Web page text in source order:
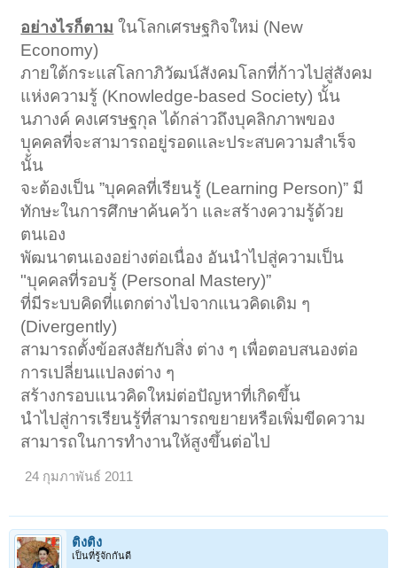
อย่างไรก็ตาม ในโลกเศรษฐกิจใหม่ (New
Economy)
ภายใต้กระแสโลกาภิวัฒน์สังคมโลกที่ก้าวไปสู่สังคม
แห่งความรู้ (Knowledge-based Society) นั้น
นภางค์ คงเศรษฐกุล ได้กล่าวถึงบุคลิกภาพของ
บุคคลที่จะสามารถอยู่รอดและประสบความสำเร็จ
นั้น
จะต้องเป็น ”บุคคลที่เรียนรู้ (Learning Person)” มี
ทักษะในการศึกษาค้นคว้า และสร้างความรู้ด้วย
ตนเอง
พัฒนาตนเองอย่างต่อเนื่อง อันนำไปสู่ความเป็น
"บุคคลที่รอบรู้ (Personal Mastery)”
ที่มีระบบคิดที่แตกต่างไปจากแนวคิดเดิม ๆ
(Divergently)
สามารถตั้งข้อสงสัยกับสิ่ง ต่าง ๆ เพื่อตอบสนองต่อ
การเปลี่ยนแปลงต่าง ๆ
สร้างกรอบแนวคิดใหม่ต่อปัญหาที่เกิดขึ้น
นำไปสู่การเรียนรู้ที่สามารถขยายหรือเพิ่มขีดความ
สามารถในการทำงานให้สูงขึ้นต่อไป
24 กุมภาพันธ์ 2011
ติงติง
เป็นที่รู้จักกันดี